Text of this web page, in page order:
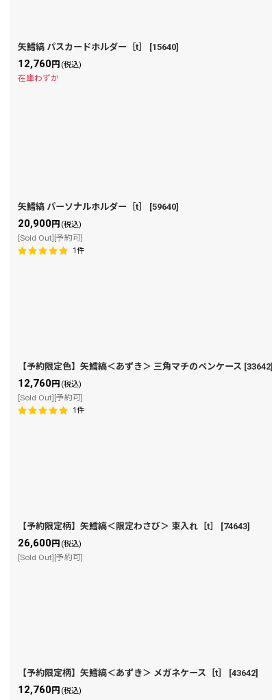
矢鱈縞 パスカードホルダー［t］ [15640]
12,760円 (税込)
在庫わずか
矢鱈縞 パーソナルホルダー［t］ [59640]
20,900円 (税込)
[Sold Out][予約可]
1件
【予約限定色】矢鱈縞＜あずき＞ 三角マチのペンケース [33642]
12,760円 (税込)
[Sold Out][予約可]
1件
【予約限定柄】矢鱈縞＜限定わさび＞ 束入れ［t］ [74643]
26,600円 (税込)
[Sold Out][予約可]
【予約限定柄】矢鱈縞＜あずき＞ メガネケース［t］ [43642]
12,760円 (税込)